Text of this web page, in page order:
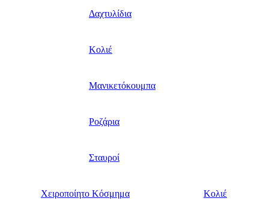
Δαχτυλίδια
Κολιέ
Μανικετόκουμπα
Ροζάρια
Σταυροί
Χειροποίητο Κόσμημα Κολιέ